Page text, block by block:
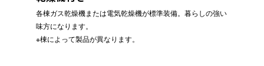
各棟ガス乾燥機または電気乾燥機が標準装備。暮らしの強い
味方になります。
※棟によって製品が異なります。